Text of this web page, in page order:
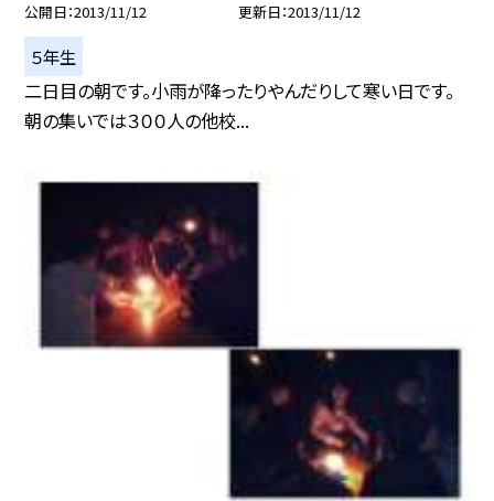
公開日 2013/11/12 更新日 2013/11/12
５年生
二日目の朝です。小雨が降ったりやんだりして寒い日です。
朝の集いでは３００人の他校...